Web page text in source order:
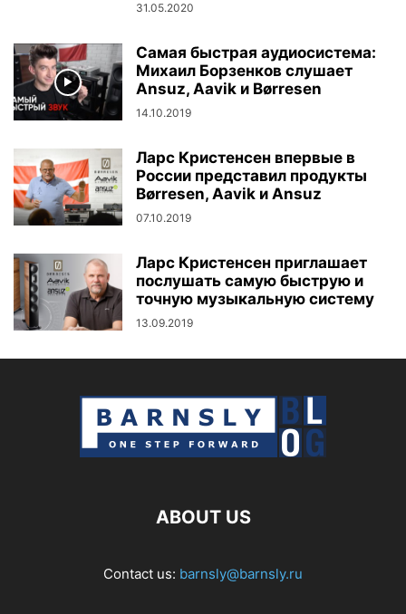
31.05.2020
Самая быстрая аудиосистема:
Михаил Борзенков слушает
Ansuz, Aavik и Børresen
14.10.2019
Ларс Кристенсен впервые в
России представил продукты
Børresen, Aavik и Ansuz
07.10.2019
Ларс Кристенсен приглашает
послушать самую быструю и
точную музыкальную систему
13.09.2019
ABOUT US
Contact us: barnsly@barnsly.ru